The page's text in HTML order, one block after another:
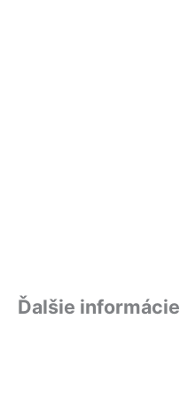
Ďalšie informácie